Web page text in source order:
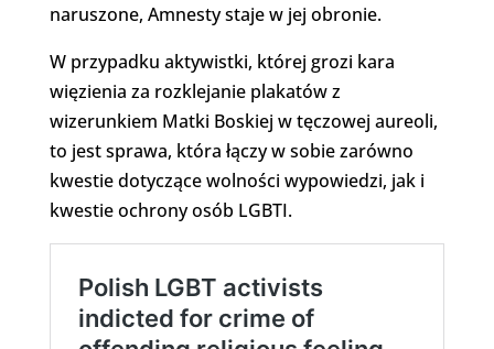
naruszone, Amnesty staje w jej obronie.
W przypadku aktywistki, której grozi kara
więzienia za rozklejanie plakatów z
wizerunkiem Matki Boskiej w tęczowej aureoli,
to jest sprawa, która łączy w sobie zarówno
kwestie dotyczące wolności wypowiedzi, jak i
kwestie ochrony osób LGBTI.